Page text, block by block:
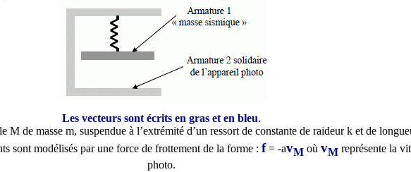
Les vecteurs sont écrits en gras et en bleu.
de masse m, suspendue à l’extrémité d’un ressort de constante de raideur k et de
sont modélisés par une force de frottement de la forme : f= -avM où vM représente la
photo.